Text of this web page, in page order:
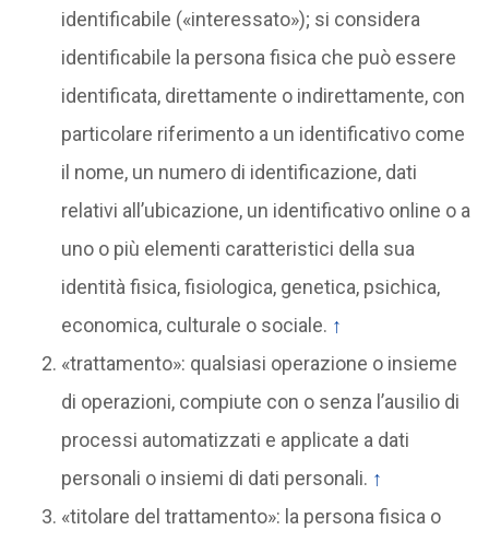
identificabile («interessato»); si considera
identificabile la persona fisica che può essere
identificata, direttamente o indirettamente, con
particolare riferimento a un identificativo come
il nome, un numero di identificazione, dati
relativi all’ubicazione, un identificativo online o a
uno o più elementi caratteristici della sua
identità fisica, fisiologica, genetica, psichica,
economica, culturale o sociale. ↑
«trattamento»: qualsiasi operazione o insieme
di operazioni, compiute con o senza l’ausilio di
processi automatizzati e applicate a dati
personali o insiemi di dati personali. ↑
«titolare del trattamento»: la persona fisica o